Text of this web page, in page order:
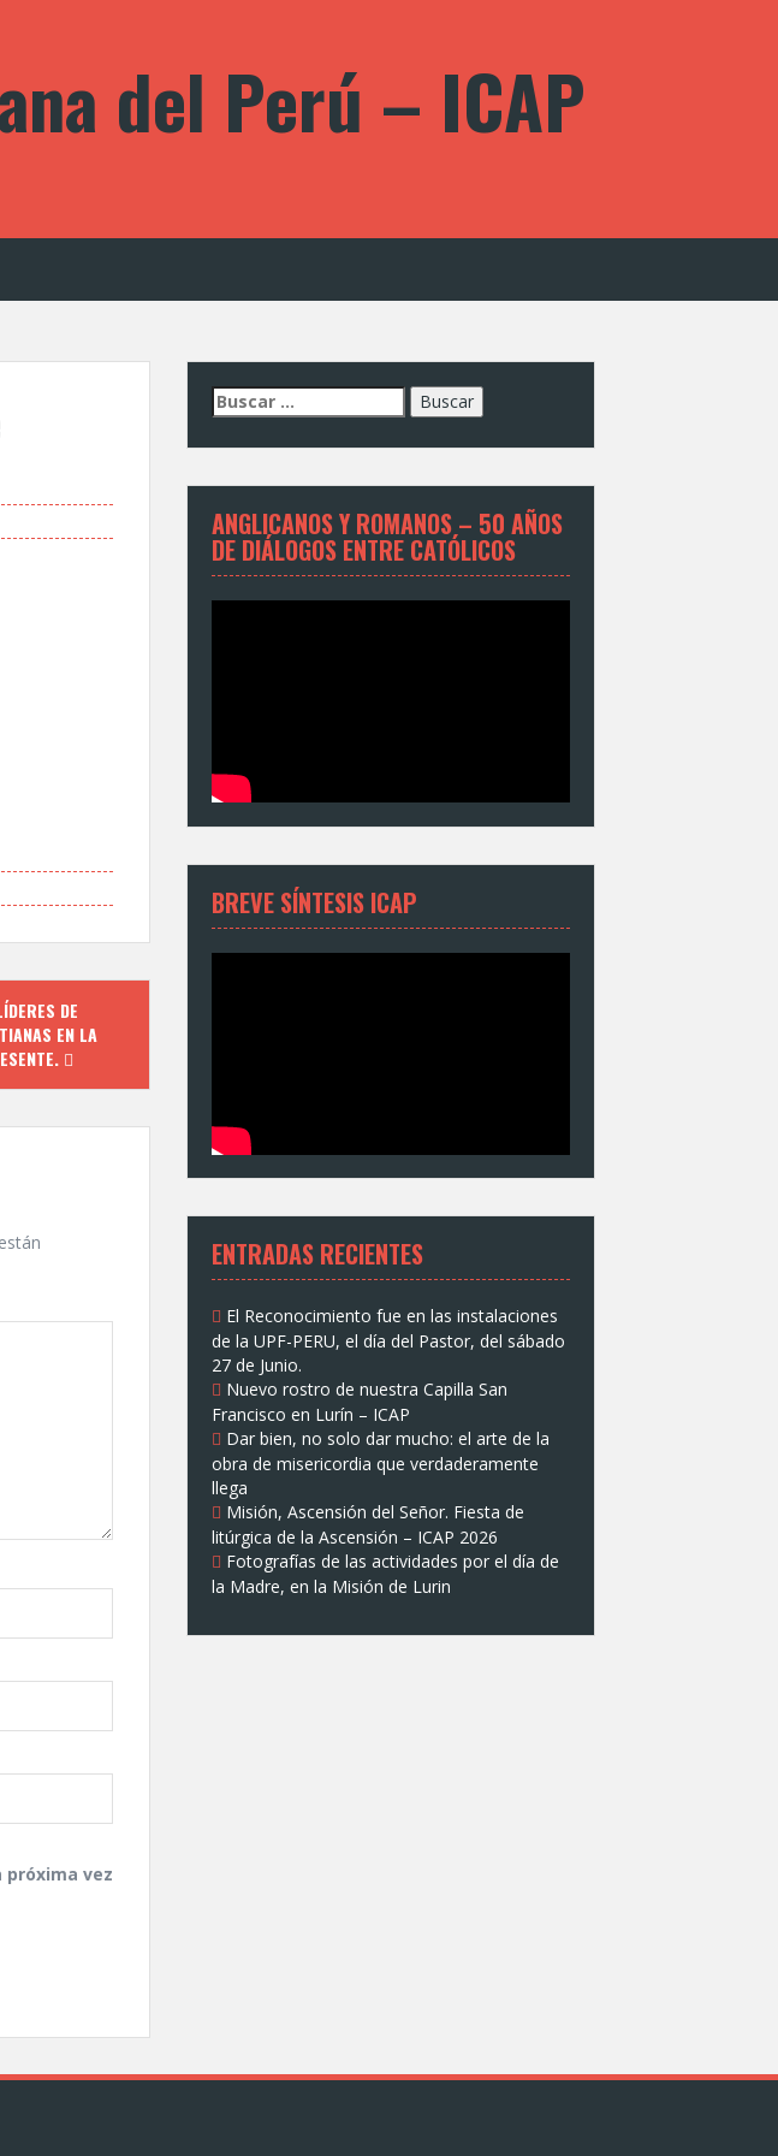
del Perú – ICAP
DE
EN LA
próxima vez
Buscar:
ANGLICANOS Y ROMANOS – 50 AÑOS
DE DIÁLOGOS ENTRE CATÓLICOS
BREVE SÍNTESIS ICAP
ENTRADAS RECIENTES
El Reconocimiento fue en las instalaciones
de la UPF-PERU, el día del Pastor, del sábado
27 de Junio.
Nuevo rostro de nuestra Capilla San
Francisco en Lurín – ICAP
Dar bien, no solo dar mucho: el arte de la
obra de misericordia que verdaderamente
llega
Misión, Ascensión del Señor. Fiesta de
litúrgica de la Ascensión – ICAP 2026
Fotografías de las actividades por el día de
la Madre, en la Misión de Lurin